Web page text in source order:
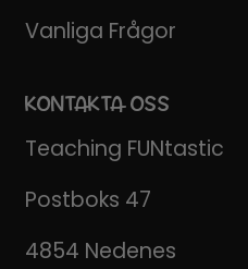
Vanliga Frågor
KONTAKTA OSS
Teaching FUNtastic
Postboks 47
4854 Nedenes